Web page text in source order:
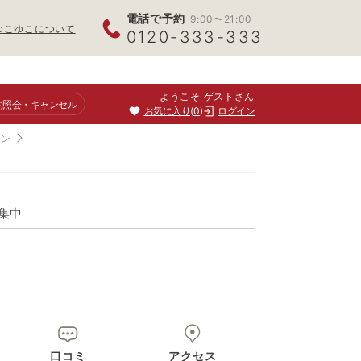
こゆこについて
電話で予約 9:00〜21:00
0120-333-333
照会・キャンセル
ようこそ ゲストさん
お気に入り 0 ログイン
中
口コミ アクセス